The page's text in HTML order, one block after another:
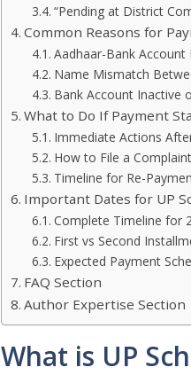
“Pending at District
Common Reasons for
Aadhaar-Bank Account
Name Mismatch
Bank Account Inactive
What to Do If Payment
Immediate Actions
How to File a
Timeline for Re-
Important Dates for UP
Complete Timeline for
First vs Second
Expected Payment
FAQ Section
Author Expertise Section
What is UP